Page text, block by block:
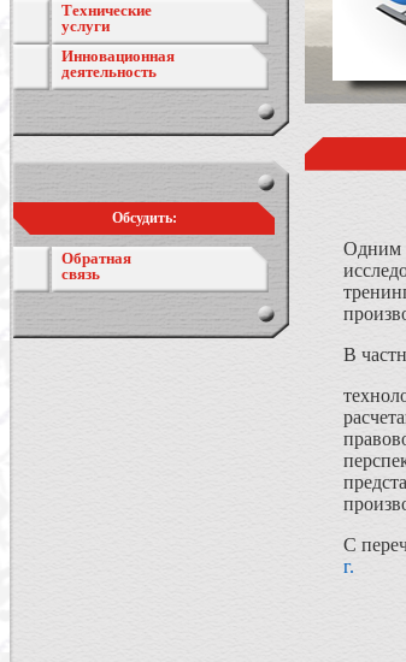
Технические
услуги
Инновационная
деятельность
Обсудить:
Обратная
связь
Одним
В
С
г.